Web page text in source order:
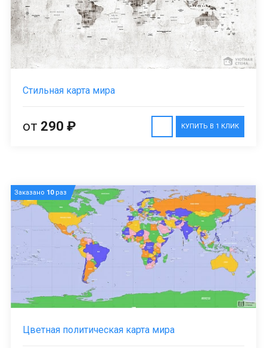
Стильная карта мира
КУПИТЬ В 1 КЛИК
от 290 ₽
Заказано 10раз
Цветная политическая карта мира